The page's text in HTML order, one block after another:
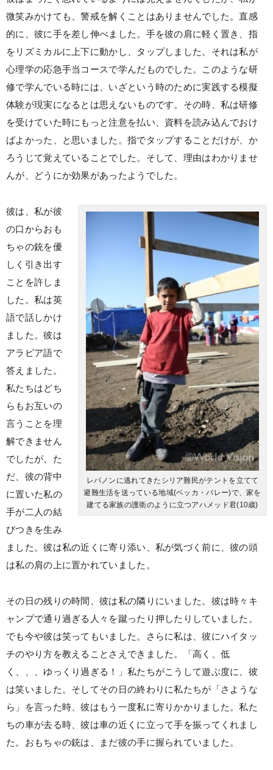
微笑みかけても、警戒を解くことはありませんでした。直感
的に、彼に手を差し伸べました。手を彼の肩に軽く置き、指
をリズミカルに上下に動かし、タップしました。それは私が
心理学の応急手当コースで学んだものでした。このような研
修で学んでいる時には、いざという時のために実践する模擬
体験が現実になるとは思えないものです。その時、私は研修
を受けていた時にもっと注意を払い、資料を読み込んでおけ
ばよかった、と思いました。指でタップすることだけが、か
ろうじて覚えていることでした。そして、理由はわかりませ
んが、どうにか効果があったようでした。
レバノンに逃れてきたシリア難民がテントを立てて
避難生活を送っている地域(ベッカ・バレー)で、家を
建てる家族の護衛のように立つアハメッド君(10歳)
彼は、私が彼
の口からおも
ちゃの銃を優
しく引き出す
ことを許しま
した。私は英
語で話しかけ
ました。彼は
アラビア語で
答えました。
私たちはどち
らもお互いの
言うことを理
解できません
でしたが、た
だ、彼の背中
に置いた私の
手が二人の結
びつきを生み
ました。彼は私の近くに寄り添い、私が気づく前に、彼の頭
は私の肩の上に置かれていました。
その日の残りの時間、彼は私の隣りにいました。彼は時々キ
ャンプで通り過ぎる人々を蹴ったり押したりしていました。
でも今や彼は笑ってもいました。さらに私は、彼にハイタッ
チのやり方を教えることさえできました。「高く、低
く、、、ゆっくり過ぎる！」私たちがこうして遊ぶ度に、彼
は笑いました。そしてその日の終わりに私たちが「さような
ら」を言った時、彼はもう一度私に寄りかかりました。私た
ちの車が去る時、彼は車の近くに立って手を振ってくれまし
た。おもちゃの銃は、まだ彼の手に握られていました。